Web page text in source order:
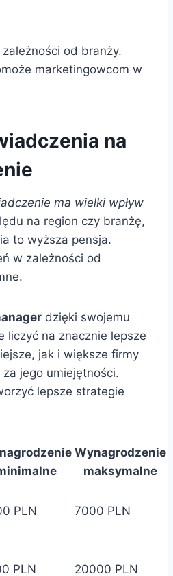
od branży.
marketingowcom w
na
ma wielki wpływ
na region czy branżę,
to wyższa pensja.
w zależności od
dzięki swojemu
liczyć na znacznie lepsze
jak i większe firmy
za jego umiejętności.
lepsze strategie
Wynagrodzenie
maksymalne
PLN 7000 PLN
PLN 20000 PLN